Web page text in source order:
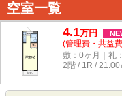
空室一覧
4.1万円
(管理費・共益
敷：0ヶ月｜礼
2階 / 1R / 21.00